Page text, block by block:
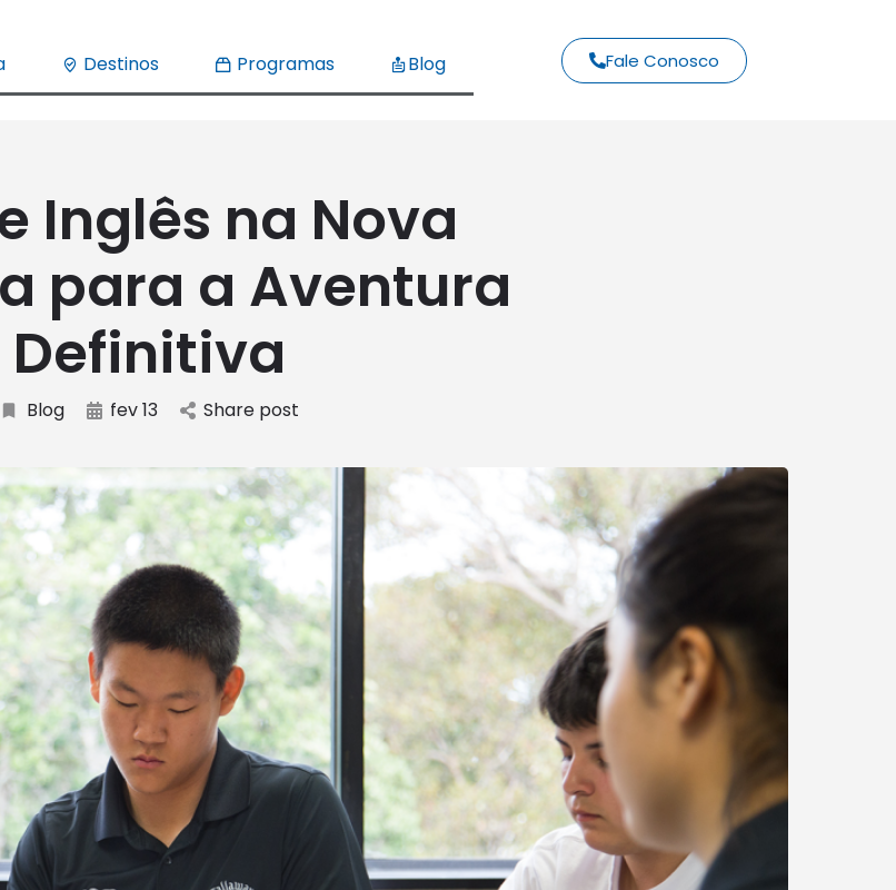
Destinos Programas Blog Fale Conosco
Inglês na Nova
para a Aventura
Definitiva
Blog fev 13 Share post